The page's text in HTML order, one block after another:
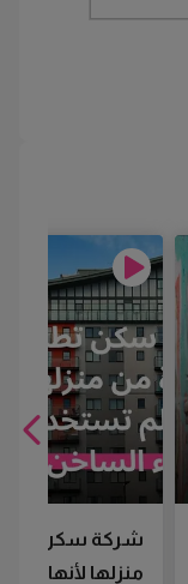
شركة سكن
منزلها لأنها لم